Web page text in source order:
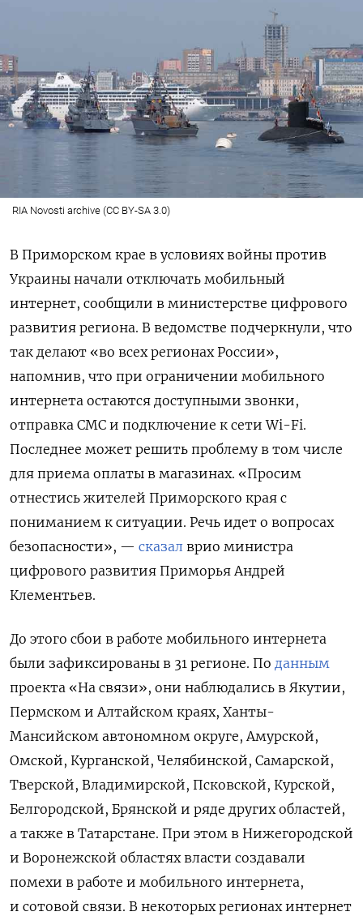
RIA Novosti archive (CC BY-SA 3.0)
В Приморском крае в условиях войны против
Украины начали отключать мобильный
интернет, сообщили в министерстве цифрового
развития региона. В ведомстве подчеркнули, что
так делают «во всех регионах России»,
напомнив, что при ограничении мобильного
интернета остаются доступными звонки,
отправка СМС и подключение к сети Wi-Fi.
Последнее может решить проблему в том числе
для приема оплаты в магазинах. «Просим
отнестись жителей Приморского края с
пониманием к ситуации. Речь идет о вопросах
безопасности», — сказал врио министра
цифрового развития Приморья Андрей
Клементьев.
До этого сбои в работе мобильного интернета
были зафиксированы в 31 регионе. По данным
проекта «На связи», они наблюдались в Якутии,
Пермском и Алтайском краях, Ханты-
Мансийском автономном округе, Амурской,
Омской, Курганской, Челябинской, Самарской,
Тверской, Владимирской, Псковской, Курской,
Белгородской, Брянской и ряде других областей,
а также в Татарстане. При этом в Нижегородской
и Воронежской областях власти создавали
помехи в работе и мобильного интернета,
и сотовой связи. В некоторых регионах интернет